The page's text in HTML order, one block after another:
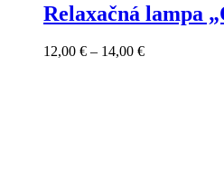
Relaxačná lampa
12,00 € – 14,00 €Price